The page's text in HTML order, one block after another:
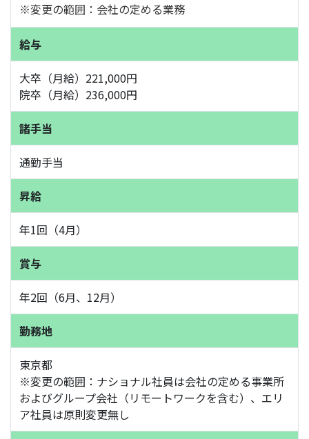
※変更の範囲：会社の定める業務
給与
大卒（月給）221,000円
院卒（月給）236,000円
諸手当
通勤手当
昇給
年1回（4月）
賞与
年2回（6月、12月）
勤務地
東京都
※変更の範囲：ナショナル社員は会社の定める事業所
およびグループ会社（リモートワークを含む）、エリ
ア社員は原則変更無し